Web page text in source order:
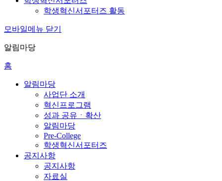
학생혁신서포터즈 활동
모바일메뉴 닫기
알림마당
홈
알림마당
사업단 소개
혁신프로그램
성과 공유ㆍ확산
알림마당
Pre-College
학생혁신서포터즈
공지사항
공지사항
자료실